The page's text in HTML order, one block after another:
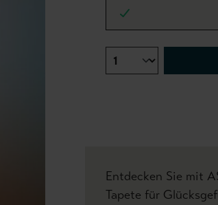
Entdecken Sie mit
Tapete für